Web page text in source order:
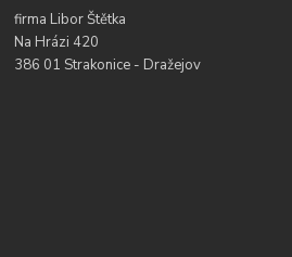
firma Libor Štětka
Na Hrázi 420
386 01 Strakonice - Dražejov